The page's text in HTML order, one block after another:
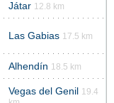
Játar 12.8 km
Las Gabias 17.5 km
Alhendín 18.5 km
Vegas del Genil
19.4